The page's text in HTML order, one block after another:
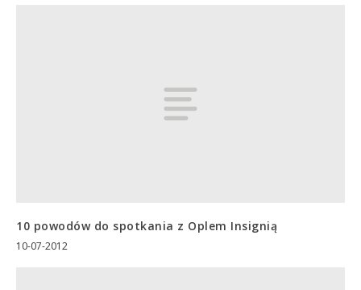
10 powodów do spotkania z Oplem Insignią
10-07-2012